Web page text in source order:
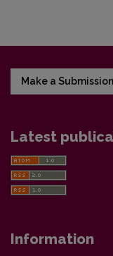
Make a Submission
Latest
Information